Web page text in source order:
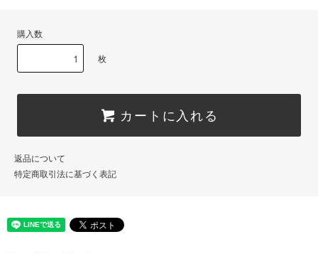
購入数
枚
カートに入れる
返品について
特定商取引法に基づく表記